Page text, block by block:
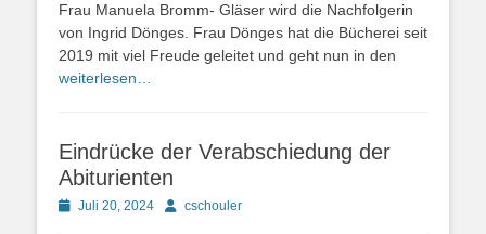
Frau Manuela Bromm- Gläser wird die Nachfolgerin
von Ingrid Dönges. Frau Dönges hat die Bücherei seit
2019 mit viel Freude geleitet und geht nun in den
weiterlesen…
Eindrücke der Verabschiedung der
Abiturienten
PostedJuli 20, 2024 Autorcschouler